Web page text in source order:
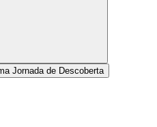
Jornada de Descoberta